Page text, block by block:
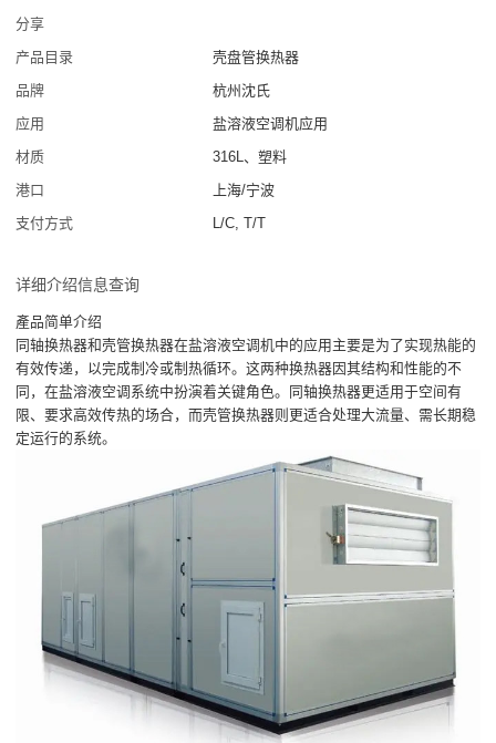
分享
产品目录
壳盘管换热器
品牌
杭州沈氏
应用
盐溶液空调机应用
材质
316L、塑料
港口
上海/宁波
支付方式
L/C, T/T
详细介绍信息查询
產品简单介绍
同轴换热器和壳管换热器在盐溶液空调机中的应用主要是为了实现热能的
有效传递，以完成制冷或制热循环。这两种换热器因其结构和性能的不
同，在盐溶液空调系统中扮演着关键角色。同轴换热器更适用于空间有
限、要求高效传热的场合，而壳管换热器则更适合处理大流量、需长期稳
定运行的系统。